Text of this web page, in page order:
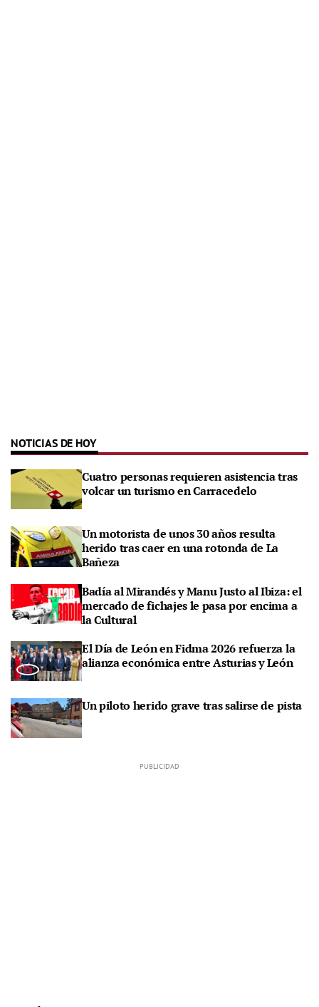
NOTICIAS DE HOY
Cuatro personas requieren asistencia tras
volcar un turismo en Carracedelo
Un motorista de unos 30 años resulta
herido tras caer en una rotonda de La
Bañeza
Badía al Mirandés y Manu Justo al Ibiza: el
mercado de fichajes le pasa por encima a
la Cultural
El Día de León en Fidma 2026 refuerza la
alianza económica entre Asturias y León
Un piloto herido grave tras salirse de pista